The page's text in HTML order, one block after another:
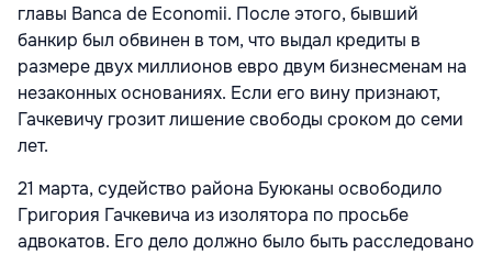
главы Banca de Economii. После этого, бывший
банкир был обвинен в том, что выдал кредиты в
размере двух миллионов евро двум бизнесменам на
незаконных основаниях. Если его вину признают,
Гачкевичу грозит лишение свободы сроком до семи
лет.
21 марта, судейство района Буюканы освободило
Григория Гачкевича из изолятора по просьбе
адвокатов. Его дело должно было быть расследовано